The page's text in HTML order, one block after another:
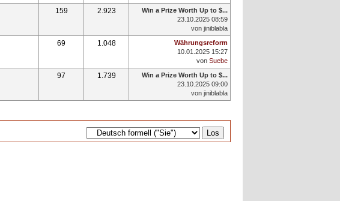
159 2.923
Win a Prize Worth Up to $...
23.10.2025 08:59
von jiniblabla
69 1.048
Währungsreform
10.01.2025 15:27
von Suebe
97 1.739
Win a Prize Worth Up to $...
23.10.2025 09:00
von jiniblabla